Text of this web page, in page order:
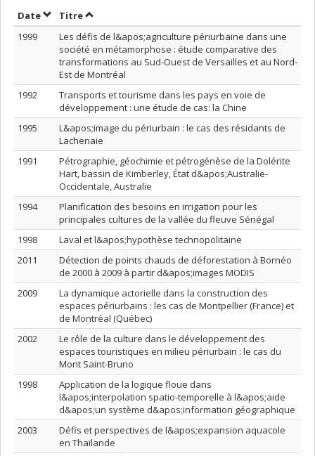
DateTrier par date en ordre croissant
TitreTrier par titre en ordre croissant
1999
Les défis de l&apos;agriculture périurbaine dans une
société en métamorphose : étude comparative des
transformations au Sud-Ouest de Versailles et au Nord-
Est de Montréal
1992
Transports et tourisme dans les pays en voie de
développement : une étude de cas: la Chine
1995
L&apos;image du périurbain : le cas des résidants de
Lachenaie
1991
Pétrographie, géochimie et pétrogénèse de la Dolérite
Hart, bassin de Kimberley, État d&apos;Australie-
Occidentale, Australie
1994
Planification des besoins en irrigation pour les
principales cultures de la vallée du fleuve Sénégal
1998
Laval et l&apos;hypothèse technopolitaine
2011
Détection de points chauds de déforestation à Bornéo
de 2000 à 2009 à partir d&apos;images MODIS
2009
La dynamique actorielle dans la construction des
espaces périurbains : les cas de Montpellier (France) et
de Montréal (Québec)
2002
Le rôle de la culture dans le développement des
espaces touristiques en milieu périurbain : le cas du
Mont Saint-Bruno
1998
Application de la logique floue dans
l&apos;interpolation spatio-temporelle à l&apos;aide
d&apos;un système d&apos;information géographique
2003
Défis et perspectives de l&apos;expansion aquacole
en Thaïlande